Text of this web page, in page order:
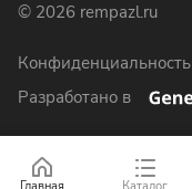
© 2026 rempazl.ru
Конфиденциальность
Разработано в